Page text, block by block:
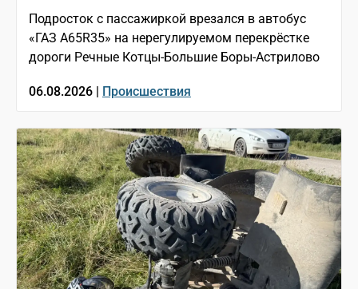
Подросток с пассажиркой врезался в автобус
«ГАЗ A65R35» на нерегулируемом перекрёстке
дороги Речные Котцы-Большие Боры-Астрилово
06.08.2026 | Происшествия